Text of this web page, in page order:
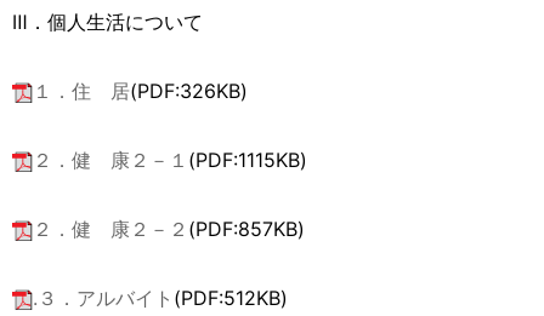
Ⅲ．個人生活について
１．住 居(PDF:326KB)
２．健 康２－１ (PDF:1115KB)
２．健 康２－２ (PDF:857KB)
.３．アルバイト (PDF:512KB)